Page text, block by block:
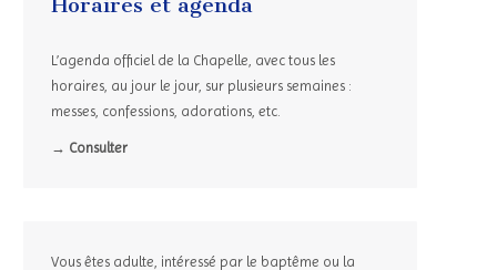
L’agenda officiel de la Chapelle, avec tous les
horaires, au jour le jour, sur plusieurs semaines :
messes, confessions, adorations, etc.
→ Consulter
Vous êtes adulte, intéressé par le baptême ou la